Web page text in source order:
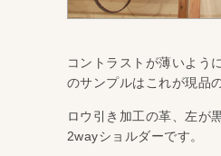
コントラストが薄いよう
のサンプルはこれが現品の
ロウ引き加工の革、左が
2wayショルダーです。